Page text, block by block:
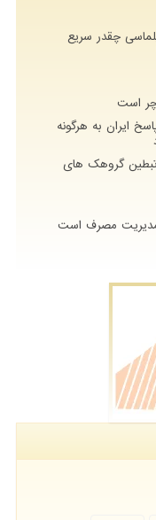
چقدر سریع
است
ایران به هرگونه
مرتبطین گروهک های
مدیریت مصرف است